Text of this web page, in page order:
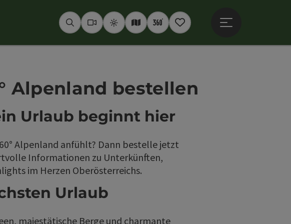
SuchenWebcams
WetterInteraktive Karte
360° Panoramen
Merkzettel
Alpenland bestellen
Urlaub beginnt hier
Alpenland anfühlt? Dann bestelle jetzt
Informationen zu Unterkünften,
im Herzen Oberösterreichs.
Urlaub
majestätische Berge und charmante